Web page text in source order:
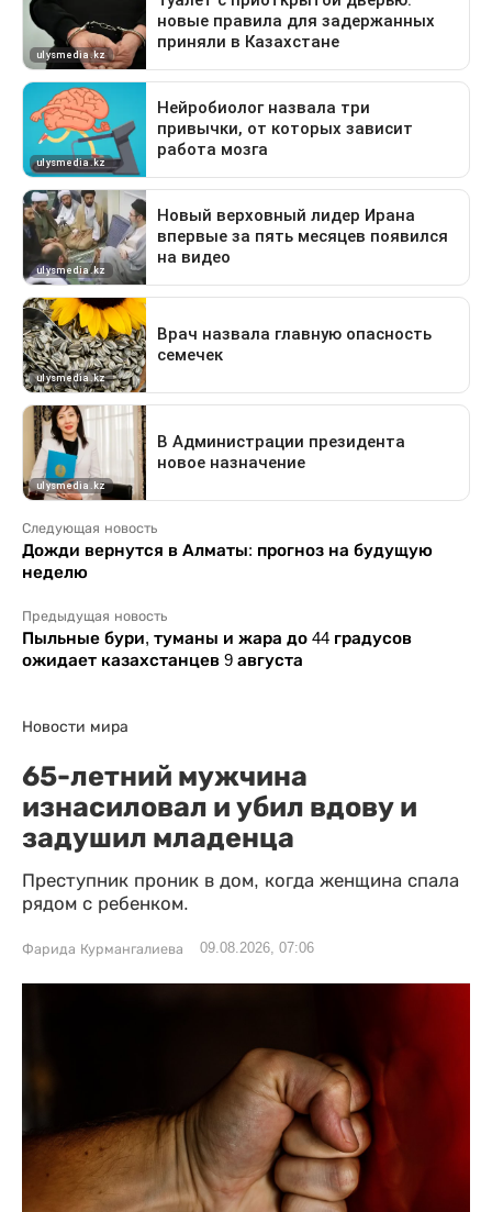
Следующая новость
Дожди вернутся в Алматы: прогноз на будущую
неделю
Предыдущая новость
Пыльные бури, туманы и жара до 44 градусов
ожидает казахстанцев 9 августа
Новости мира
65-летний мужчина
изнасиловал и убил вдову и
задушил младенца
Преступник проник в дом, когда женщина спала
рядом с ребенком.
Фарида Курмангалиева 09.08.2026, 07:06